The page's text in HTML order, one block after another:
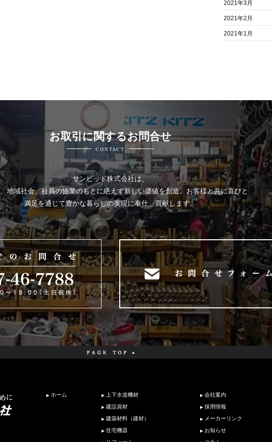
2021年3月
2021年2月
2021年1月
お取引に関するお問合せ
CONTACT
サンビッド株式会社は、
地域社会、社員の協業のもとに絶えず新しい価値を創造、お客様と共に喜びと
満足を通じて豊かな暮らしの実現に奉仕、貢献します。
ホーム
上下水道機材
建設資材
建築材料（建材）
住宅機器
会社案内
採用情報
メーカーリンク
お知らせ